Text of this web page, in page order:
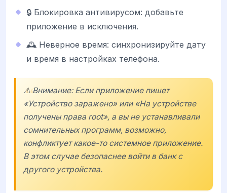
🔒 Блокировка антивирусом: добавьте
приложение в исключения.
🕰️ Неверное время: синхронизируйте дату
и время в настройках телефона.
⚠️ Внимание: Если приложение пишет
«Устройство заражено» или «На устройстве
получены права root», а вы не устанавливали
сомнительных программ, возможно,
конфликтует какое-то системное приложение.
В этом случае безопаснее войти в банк с
другого устройства.